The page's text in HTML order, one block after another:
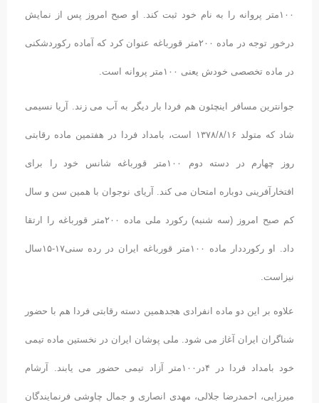
۱۰۰متر پروانه را به نام خود ثبت کند. او صبح امروز پس از نمایش
درخور توجه در ماده ۲۰۰متر قورباغه عنوان کرد که آماده رکوردشکنی
در ماده تخصصی خودش یعنی ۱۰۰متر پروانه است.
جوانترین مسافر اینچئون هم فردا بار دیگر به آب می زند. آریا نسیمی
شاد که متولد ۱۳۷۸/۸/۱۶ است، بامداد فردا در هفتمین ماده رقابتی
روز چهارم در دسته دوم ۱۰۰متر قورباغه شانس خود را برای
افتخارآفرینی دوباره امتحان می کند. آریای نوجوان با همین سن و سال
کم صبح امروز (سه شنبه) رکورد ملی ماده ۲۰۰متر قورباغه را ارتقا
داد. او رکورددار ماده ۱۰۰متر قورباغه ایران در رده سنی۱۷-۱۵سال
نیزاست.
علاوه بر این دو ماده انفرادی هجدهمین دسته رقابتی فردا هم با حضور
شناگران ایران آغاز می شود. ملی پوشان ایران در نخستین ماده تیمی
خود بامداد فردا در ۴در۱۰۰متر آزاد تیمی حضور می یابند. آرشام
میرزایی، احمدرضا جلالی، مهدی انصاری و جمال چاوشی فرنمایندگان